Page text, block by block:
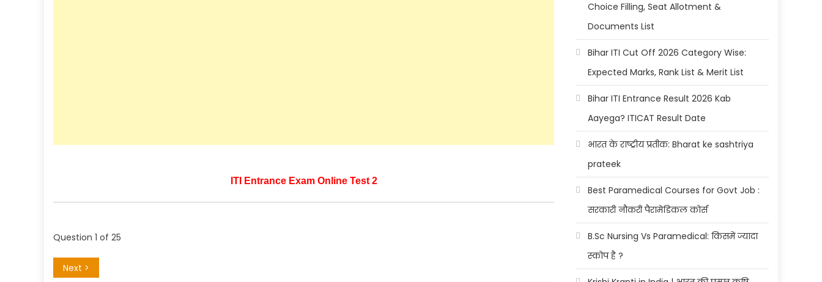
ITI Entrance Exam Online Test 2
Question 1 of 25
Choice Filling, Seat Allotment &
Documents List
Bihar ITI Cut Off 2026 Category Wise:
Expected Marks, Rank List & Merit List
Bihar ITI Entrance Result 2026 Kab
Aayega? ITICAT Result Date
भारत के राष्ट्रीय प्रतीक: Bharat ke sashtriya
prateek
Best Paramedical Courses for Govt Job :
सरकारी नौकरी पैरामेडिकल कोर्स
B.Sc Nursing Vs Paramedical: किसमें ज्यादा
स्कोप है ?